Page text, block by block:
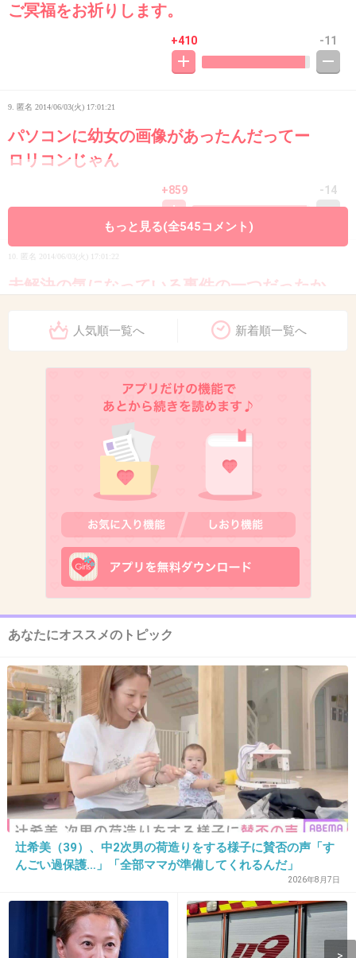
ご冥福をお祈りします。
+410 -11
9. 匿名 2014/06/03(火) 17:01:21
パソコンに幼女の画像があったんだってー
ロリコンじゃん
+859 -14
10. 匿名 2014/06/03(火) 17:01:22
未解決の気になっている事件の一つだったか
2014/06/03(火) 17:01:24
こんな奴が10年近く野放しだったと思うと怖
2014/06/03(火) 17:01:33
本当に良かった。でも犯人は捕まっても、二度
ね…
+1428 -3
2014/06/03(火) 17:01:53
お前のせいでその子は
将来を奪われたんだぞ。
一生刑務所からでてくるな
+1656 -2
もっと見る(全545コメント)
人気順一覧へ 新着順一覧へ
あなたにオススメのトピック
辻希美（39）、中2次男の荷造りをする様子に賛否の声「す
んごい過保護…」「全部ママが準備してくれるんだ」
2026年8月7日